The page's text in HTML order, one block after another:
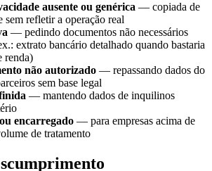
ausente ou genérica — copiada de
sem refletir a operação real
— pedindo documentos não necessários
extrato bancário detalhado quando bastaria
renda)
não autorizado — repassando dados do
sem base legal
— mantendo dados de inquilinos
encarregado — para empresas acima de
de tratamento